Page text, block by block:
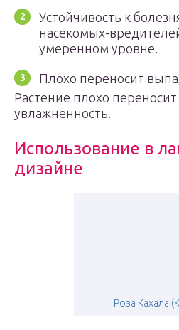
Устойчивость к
насекомых-
умеренном уровне.
Плохо переносит
Растение плохо
увлажненность.
Использование в
дизайне
Роза Кахала